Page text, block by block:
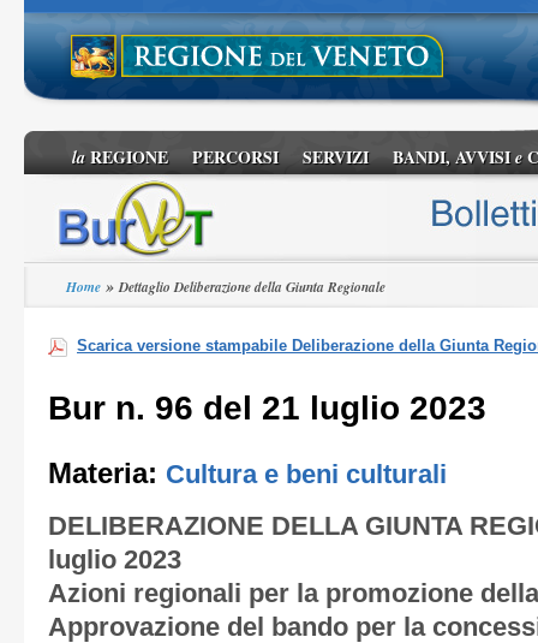
laREGIONE PERCORSI SERVIZI BANDI, AVVISIe
Home »Dettaglio Deliberazione della Giunta Regionale
Scarica versione stampabile Deliberazione della Giunta
Bur n. 96 del 21 luglio 2023
Materia: Cultura e beni culturali
DELIBERAZIONE DELLA GIUNTA
luglio 2023
Azioni regionali per la promozione
Approvazione del bando per la